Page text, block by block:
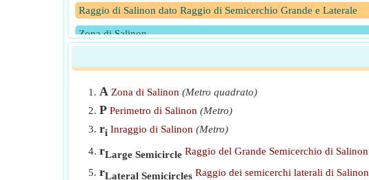
Raggio di Salinon dato Raggio di Semicerchio Grande e Laterale
Zona di Salinon
A Zona di Salinon (Metro quadrato)
P Perimetro di Salinon (Metro)
ri Inraggio di Salinon (Metro)
rLarge Semicircle Raggio del Grande Semicerchio di Salinon
rLateral Semicircles Raggio dei semicerchi laterali di Salinon